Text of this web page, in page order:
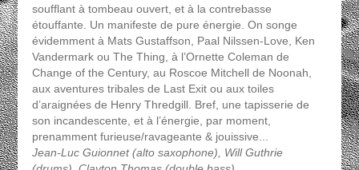
soufflant à tombeau ouvert, et à la contrebasse
étouffante. Un manifeste de pure énergie. On songe
évidemment à Mats Gustaffson, Paal Nilssen-Love, Ken
Vandermark ou The Thing, à l’Ornette Coleman de
Change of the Century, au Roscoe Mitchell de Noonah,
aux aventures tribales de Last Exit ou aux toiles
d’araignées de Henry Thredgill. Bref, une tapisserie de
son incandescente, et à l’énergie, par moment,
prenamment furieuse/ravageante & jouissive...
Jean-Luc Guionnet (alto saxophone), Will Guthrie